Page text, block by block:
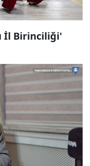
İl Birinciliği'